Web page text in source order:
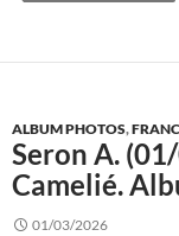
ALBUM PHOTOS,
Seron A.
Camelié.
01/03/2026